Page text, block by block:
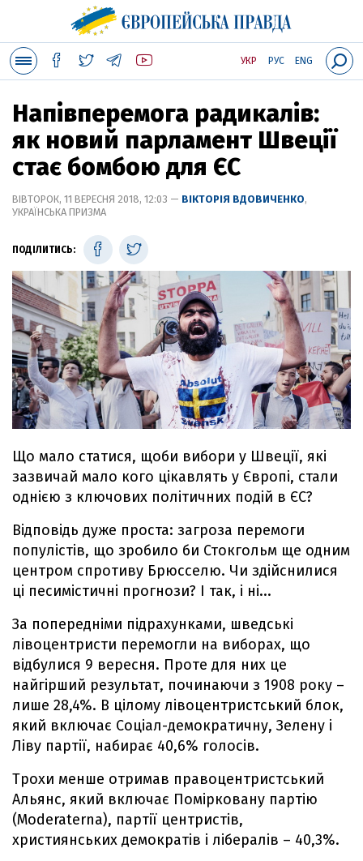
УКР РУС ENG
Напівперемога радикалів:
як новий парламент Швеції
стає бомбою для ЄС
ВІВТОРОК, 11 ВЕРЕСНЯ 2018, 12:03 — ВІКТОРІЯ ВДОВИЧЕНКО,
УКРАЇНСЬКА ПРИЗМА
ПОДІЛИТИСЬ:
Що мало статися, щоби вибори у Швеції, які
зазвичай мало кого цікавлять у Європі, стали
однією з ключових політичних подій в ЄС?
Відповідь дуже проста: загроза перемоги
популістів, що зробило би Стокгольм ще одним
центром спротиву Брюсселю. Чи здійснилися
ці песимістичні прогнози? І так, і ні...
За попередніми підрахунками, шведські
лівоцентристи перемогли на виборах, що
відбулися 9 вересня. Проте для них це
найгірший результат, починаючи з 1908 року –
лише 28,4%. В цілому лівоцентристський блок,
який включає Соціал-демократичну, Зелену і
Ліву партії, набирає 40,6% голосів.
Трохи менше отримав правоцентристський
Альянс, який включає Помірковану партію
(Moderaterna), партії центристів,
християнських демократів і лібералів – 40,3%.